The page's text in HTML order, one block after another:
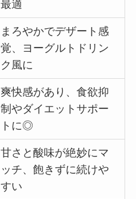
最適
まろやかでデザート感
覚、ヨーグルトドリン
ク風に
爽快感があり、食欲抑
制やダイエットサポー
トに◎
甘さと酸味が絶妙にマ
ッチ、飽きずに続けや
すい